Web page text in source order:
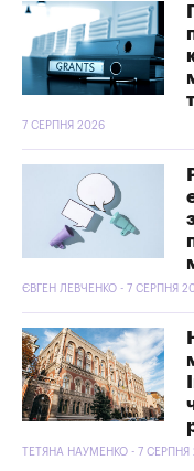
7 СЕРПНЯ 2026
ЄВГЕН ЛЕВЧЕНКО - 7 СЕРПНЯ
ТЕТЯНА НАУМЕНКО - 7 СЕРПНЯ